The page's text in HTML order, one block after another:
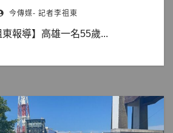
今傳媒- 記者李祖東
東報導】高雄一名55歲...